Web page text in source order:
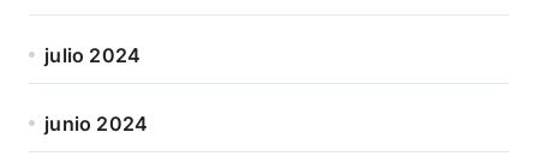
julio 2024
junio 2024